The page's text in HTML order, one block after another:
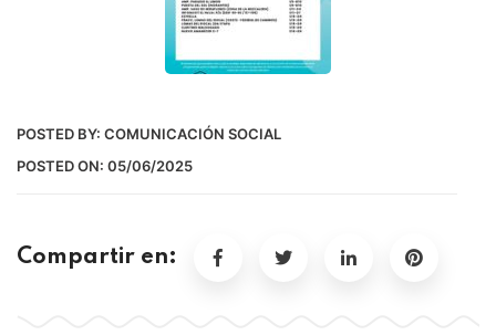
POSTED BY: COMUNICACIÓN SOCIAL
POSTED ON: 05/06/2025
Compartir en: